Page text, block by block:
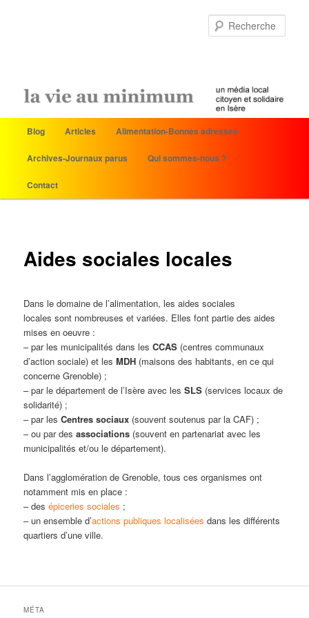
Aller
au
contenu
Blog Articles Alimentation-Bonnes adresses
Archives-Journaux parus Qui sommes-nous ?
Contact
Aides sociales locales
Dans le domaine de l’alimentation, les aides sociales
locales sont nombreuses et variées. Elles font partie des aides
mises en oeuvre :
– par les municipalités dans lesCCAS (centres communaux
d’action sociale) et lesMDH (maisons des habitants, en ce qui
concerne Grenoble) ;
– par le département de l’Isère avec lesSLS (services locaux de
solidarité) ;
– par lesCentres sociaux (souvent soutenus par la CAF) ;
– ou par desassociations (souvent en partenariat avec les
municipalités et/ou le département).
Dans l’agglomération de Grenoble, tous ces organismes ont
notamment mis en place :
– des épiceries sociales ;
– un ensemble d’actions publiques localisées dans les différents
quartiers d’une ville.
MÉTA